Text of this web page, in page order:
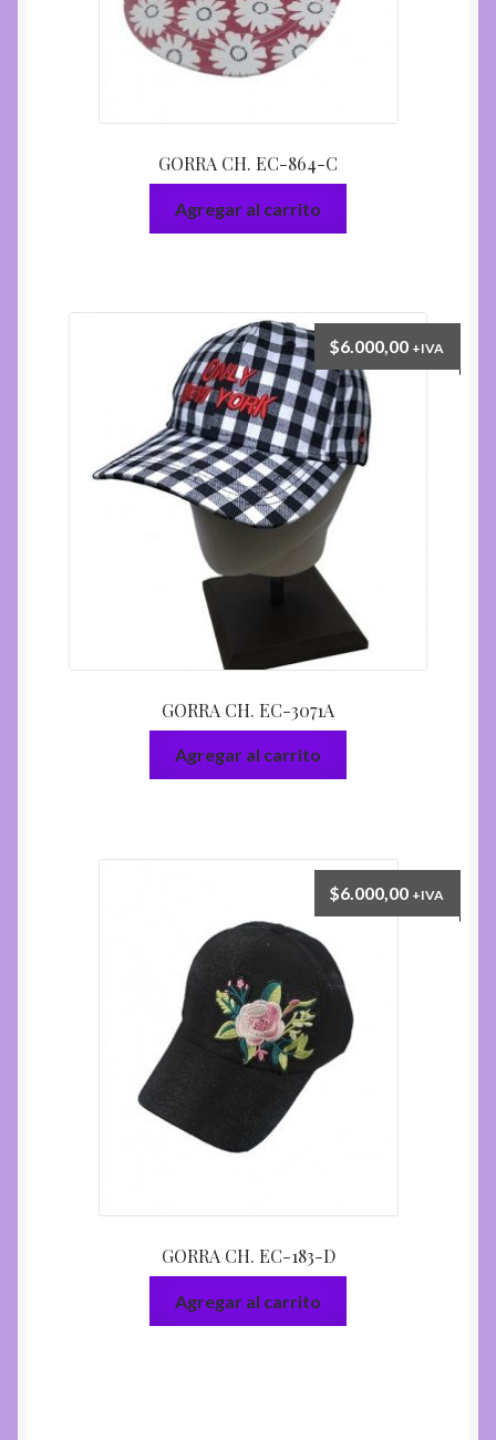
GORRA CH. EC-864-C
Agregar al carrito
GORRA CH. EC-3071A
$6.000,00 +IVA
Agregar al carrito
GORRA CH. EC-183-D
$6.000,00 +IVA
Agregar al carrito